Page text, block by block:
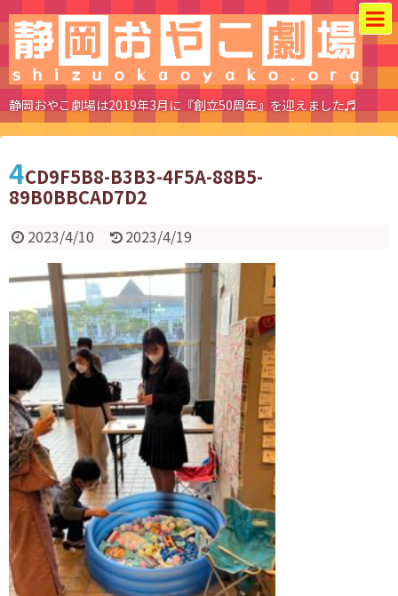
静岡おやこ劇場は2019年3月に『創立50周年』を迎えました♬
4CD9F5B8-B3B3-4F5A-88B5-
89B0BBCAD7D2
2023/4/10 2023/4/19